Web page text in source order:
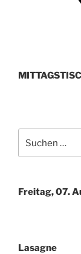
nach:
Freitag, 07.
Lasagne